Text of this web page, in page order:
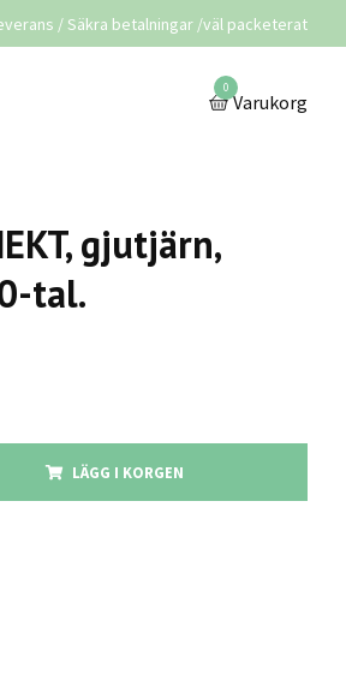
/ Säkra betalningar /väl packeterat
0
Varukorg
gjutjärn,
tal.
LÄGG I KORGEN